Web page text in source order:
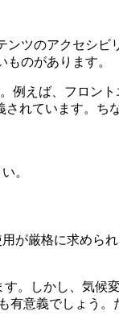
ツのアクセシビ
のがあります。
例えば、フロン
れています。
。
厳格に求めら
。しかし、気
意義でしょう。